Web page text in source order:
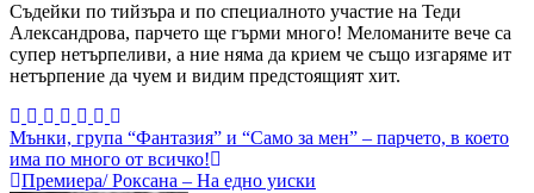
Съдейки по тийзъра и по специалното участие на Теди
Александрова, парчето ще гърми много! Меломаните вече са
супер нетърпеливи, а ние няма да крием че също изгаряме ит
нетърпение да чуем и видим предстоящият хит.
Навигация
Мънки, група “Фантазия” и “Само за мен” – парчето, в което
има по много от всичко!
Премиера/ Роксана – На едно уиски